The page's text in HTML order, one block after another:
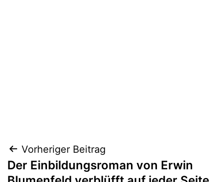
Beitragsnavigation
Vorheriger Beitrag
Der Einbildungsroman von Erwin